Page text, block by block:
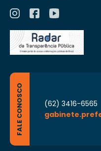
FALE CONOSCO
(62) 3416-6565